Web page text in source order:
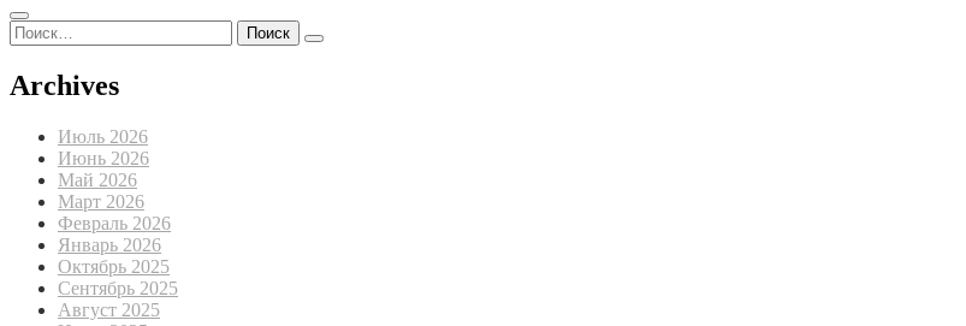
Найти:
Archives
Июль 2026
Июнь 2026
Май 2026
Март 2026
Февраль 2026
Январь 2026
Октябрь 2025
Сентябрь 2025
Август 2025